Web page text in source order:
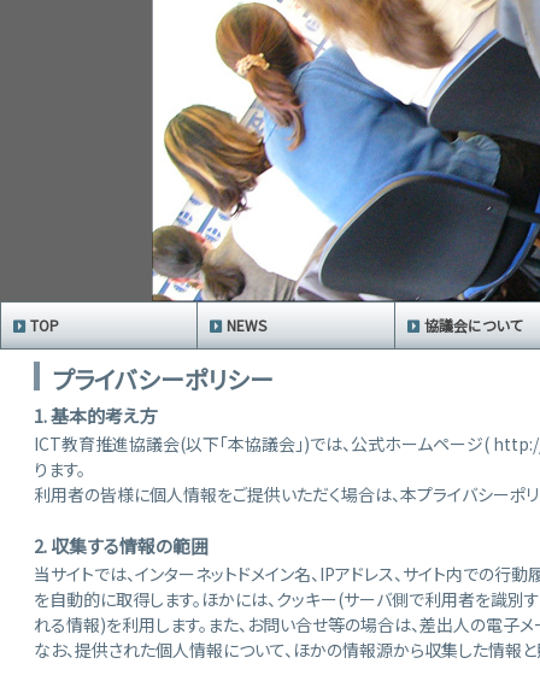
TOP NEWS 協議会について
プライバシーポリシー
1. 基本的考え方
ICT教育推進協議会(以下「本協議会」)では、公式ホームページ(
ります。
利用者の皆様に個人情報をご提供いただく場合は、本プライバシーポ
2. 収集する情報の範囲
当サイトでは、インターネットドメイン名、IPアドレス、サイト内での
を自動的に取得します。ほかには、クッキー(サーバ側で利用者を識別
れる情報)を利用します。また、お問い合せ等の場合は、差出人の電子
なお、提供された個人情報について、ほかの情報源から収集した情報と